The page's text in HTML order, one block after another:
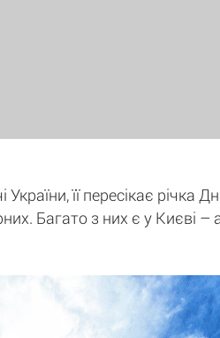
її пересікає річка
Багато з них є у Києві –